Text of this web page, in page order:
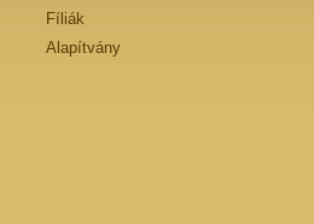
Fíliák
Alapítvány